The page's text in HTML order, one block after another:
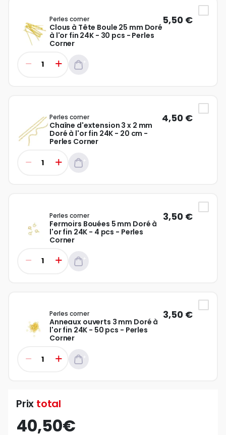
Perles corner
Clous à Tête Boule 25 mm Doré
à l'or fin 24K - 30 pcs - Perles
Corner
5,50 €
Perles corner
Chaîne d'extension 3 x 2 mm
Doré à l'or fin 24K - 20 cm -
Perles Corner
4,50 €
Perles corner
Fermoirs Bouées 5 mm Doré à
l'or fin 24K - 4 pcs - Perles
Corner
3,50 €
Perles corner
Anneaux ouverts 3 mm Doré à
l'or fin 24K - 50 pcs - Perles
Corner
3,50 €
Prix total
40,50€